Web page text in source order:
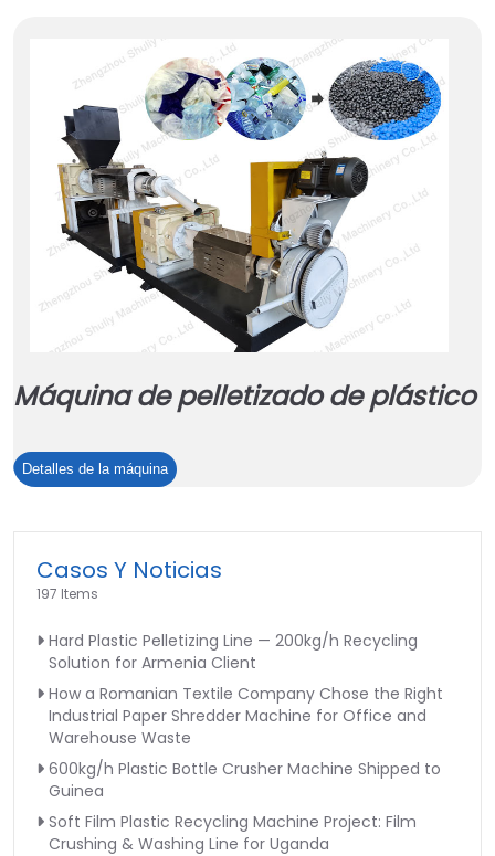
Máquina de pelletizado de plástico
Detalles de la máquinaMáquina
plástico
Casos Y Noticias
197 Items
Hard Plastic Pelletizing Line — 200kg/h Recycling
Solution for Armenia Client
How a Romanian Textile Company Chose the Right
Industrial Paper Shredder Machine for Office and
Warehouse Waste
600kg/h Plastic Bottle Crusher Machine Shipped to
Guinea
Soft Film Plastic Recycling Machine Project: Film
Crushing & Washing Line for Uganda